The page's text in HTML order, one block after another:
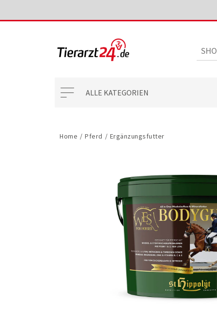
ALLE KATEGORIEN
Home / Pferd / Ergänzungsfutter